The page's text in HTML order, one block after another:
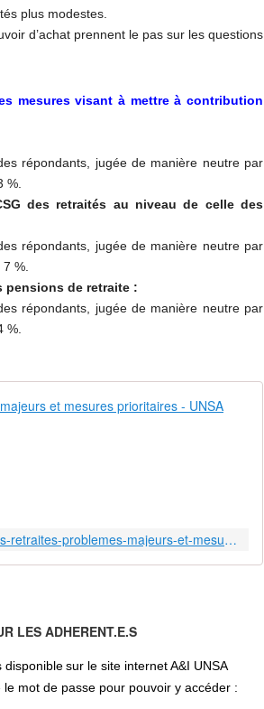
plus modestes.
d’achat prennent le pas sur les questions
mesures visant à mettre à contribution
répondants, jugée de manière neutre par
%.
des retraités au niveau de celle des
répondants, jugée de manière neutre par
7 %.
pensions de retraite :
répondants, jugée de manière neutre par
%.
r
https://retraites.unsa.org/barometre-unsa-des-retraites-problemes-majeurs-et-mesures-prioritaires
LES ADHERENT.E.S
disponiblesur le site internet A&I UNSA
mot de passe pour pouvoir y accéder :